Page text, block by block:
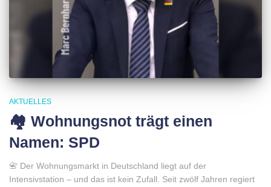
AKTUELLES
🏘 Wohnungsnot trägt einen
Namen: SPD
📇 Der Wohnungsmarkt in Deutschland liegt auf der
Intensivstation – und das ist kein Zufall. Seit zwölf Jahren regiert